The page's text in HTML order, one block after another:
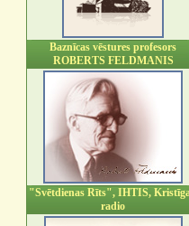
Baznīcas vēstures profesors
ROBERTS FELDMANIS
"Svētdienas Rīts", IHTIS,
radio